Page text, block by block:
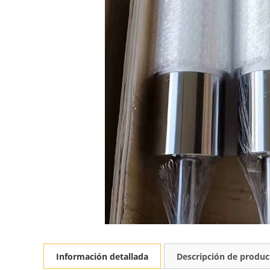
Información detallada Descripción de